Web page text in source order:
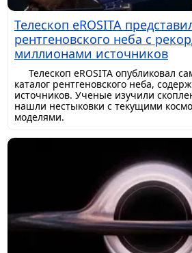
Телескоп eROSITA
рентгеновского неба с
миллионами источников
Телескоп eROSITA опубликовал
каталог рентгеновского неба,
источников. Ученые изучили
нашли нестыковки с текущими
моделями.